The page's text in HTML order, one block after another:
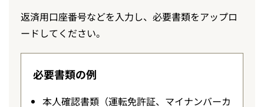
返済用口座番号などを入力し、必要書類をアップロ
ードしてください。
必要書類の例
本人確認書類（運転免許証、マイナンバーカ